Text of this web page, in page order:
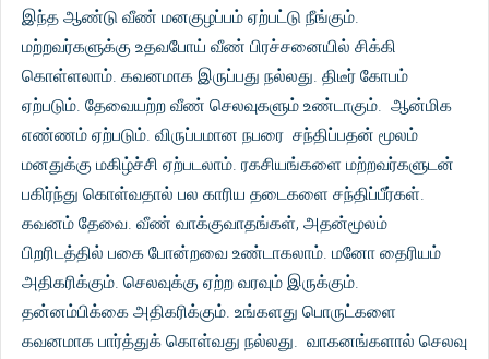
இந்த ஆண்டு வீண் மனகுழப்பம் ஏற்பட்டு நீங்கும்.
மற்றவர்களுக்கு உதவபோய் வீண் பிரச்சனையில் சிக்கி
கொள்ளலாம். கவனமாக இருப்பது நல்லது. திடீர் கோபம்
ஏற்படும். தேவையற்ற வீண் செலவுகளும் உண்டாகும். ஆன்மிக
எண்ணம் ஏற்படும். விருப்பமான நபரை சந்திப்பதன் மூலம்
மனதுக்கு மகிழ்ச்சி ஏற்படலாம். ரகசியங்களை மற்றவர்களுடன்
பகிர்ந்து கொள்வதால் பல காரிய தடைகளை சந்திப்பீர்கள்.
கவனம் தேவை. வீண் வாக்குவாதங்கள், அதன்மூலம்
பிறரிடத்தில் பகை போன்றவை உண்டாகலாம். மனோ தைரியம்
அதிகரிக்கும். செலவுக்கு ஏற்ற வரவும் இருக்கும்.
தன்னம்பிக்கை அதிகரிக்கும். உங்களது பொருட்களை
கவனமாக பார்த்துக் கொள்வது நல்லது. வாகனங்களால் செலவு